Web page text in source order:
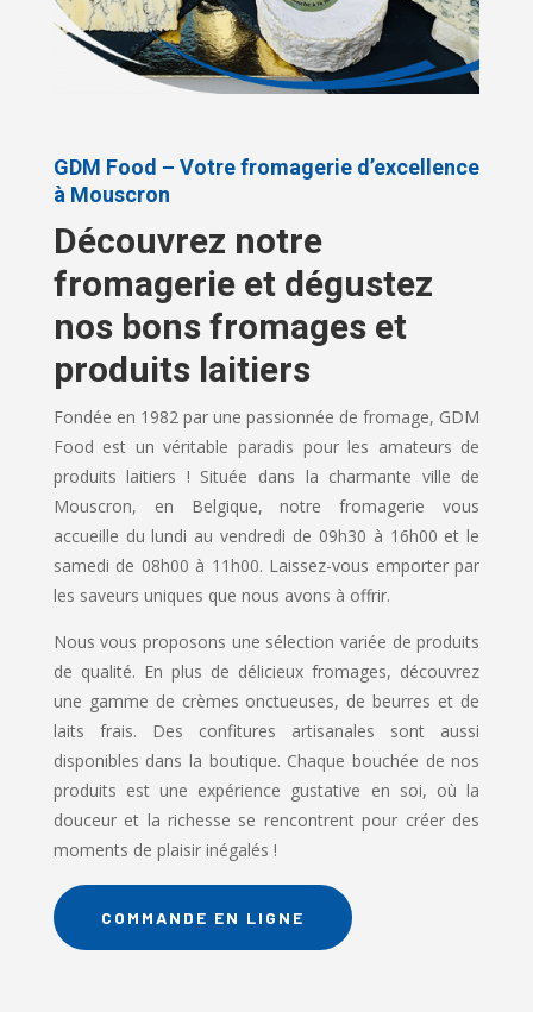
GDM Food – Votre fromagerie d’excellence
à Mouscron
Découvrez notre
fromagerie et dégustez
nos bons fromages et
produits laitiers
Fondée en 1982 par une passionnée de fromage, GDM
Food est un véritable paradis pour les amateurs de
produits laitiers ! Située dans la charmante ville de
Mouscron, en Belgique, notre fromagerie vous
accueille du lundi au vendredi de 09h30 à 16h00 et le
samedi de 08h00 à 11h00. Laissez-vous emporter par
les saveurs uniques que nous avons à offrir.
Nous vous proposons une sélection variée de produits
de qualité. En plus de délicieux fromages, découvrez
une gamme de crèmes onctueuses, de beurres et de
laits frais. Des confitures artisanales sont aussi
disponibles dans la boutique. Chaque bouchée de nos
produits est une expérience gustative en soi, où la
douceur et la richesse se rencontrent pour créer des
moments de plaisir inégalés !
COMMANDE EN LIGNE